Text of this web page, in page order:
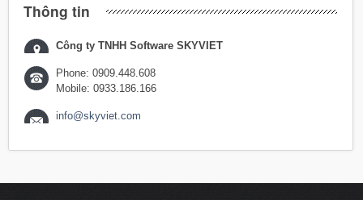
Thông tin
Công ty TNHH Software SKYVIET
Phone: 0909.448.608
Mobile: 0933.186.166
info@skyviet.com